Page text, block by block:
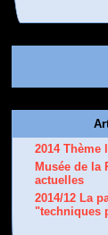
2014 Thème
Musée de la
actuelles
2014/12 La
"techniques